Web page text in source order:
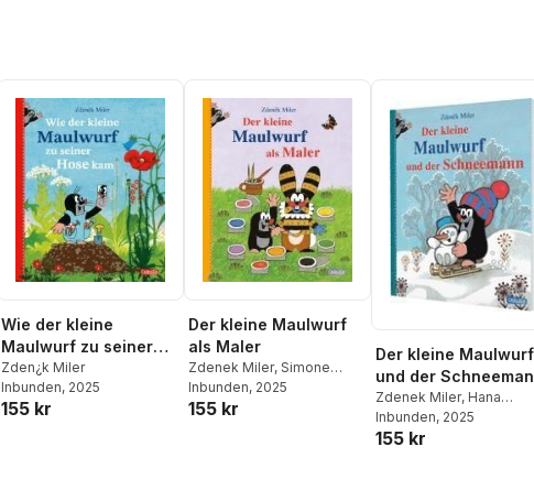
Wie der kleine
Maulwurf zu seiner
Hose kam
Zden¿k Miler
Inbunden, 2025
155 kr
Der kleine Maulwurf
als Maler
Zdenek Miler, Simone
Nettingsmeier
Inbunden, 2025
155 kr
Der kleine Maulwurf
und der
Zdenek Miler, Hana
Doskocilova
Inbunden, 2025
155 kr